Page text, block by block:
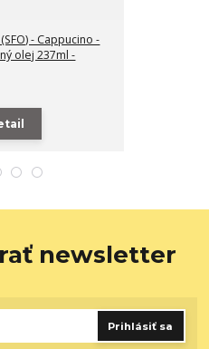
- Cappucino -
olej 237ml -
newsletter
Prihlásiť sa